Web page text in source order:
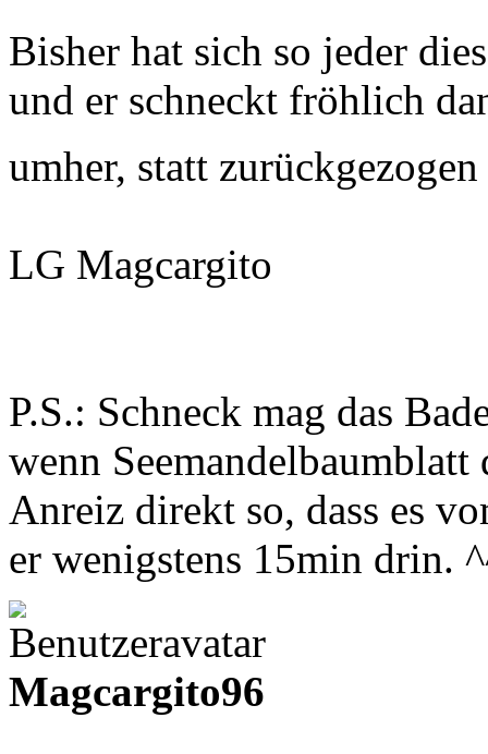
Bisher hat sich so jeder
und er schneckt fröhlich
umher, statt
LG Magcargito
P.S.: Schneck mag das
wenn
Anreiz direkt so, dass es
er wenigstens 15min drin.
Magcargito96